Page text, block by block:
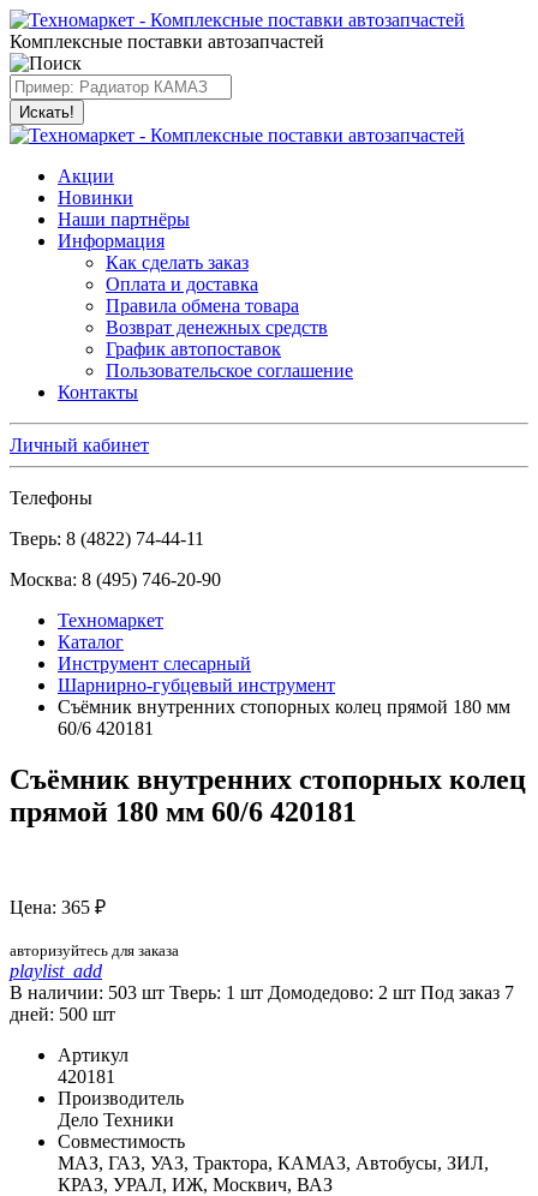
Комплексные поставки автозапчастей
Искать!
Акции
Новинки
Наши партнёры
Информация
Как сделать заказ
Оплата и доставка
Правила обмена товара
Возврат денежных средств
График автопоставок
Пользовательское соглашение
Контакты
Личный кабинет
Телефоны
Тверь: 8 (4822) 74-44-11
Москва: 8 (495) 746-20-90
Техномаркет
Каталог
Инструмент слесарный
Шарнирно-губцевый инструмент
Съёмник внутренних стопорных колец прямой 180 мм
60/6 420181
Съёмник внутренних стопорных колец
прямой 180 мм 60/6 420181
Цена: 365 ₽
авторизуйтесь для заказа
playlist_add
В наличии: 503 шт Тверь: 1 шт Домодедово: 2 шт Под заказ 7
дней: 500 шт
Артикул
420181
Производитель
Дело Техники
Совместимость
МАЗ, ГАЗ, УАЗ, Трактора, КАМАЗ, Автобусы, ЗИЛ,
КРАЗ, УРАЛ, ИЖ, Москвич, ВАЗ